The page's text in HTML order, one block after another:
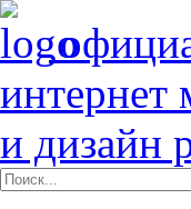
интернет
и дизайн